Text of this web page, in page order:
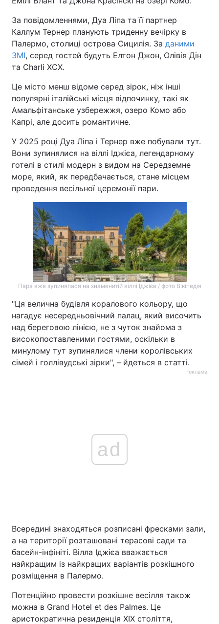
За повідомленнями, Дуа Ліпа та її партнер
Каллум Тернер планують триденну вечірку в
Палермо, столиці острова Сицилія. За даними
ЗМІ, серед гостей будуть Елтон Джон, Олівія Дін
та Charli XCX.
Це місто менш відоме серед зірок, ніж інші
популярні італійські місця відпочинку, такі як
Амальфітанське узбережжя, озеро Комо або
Капрі, але досить романтичне.
У 2025 році Дуа Ліпа і Тернер вже побували тут.
Вони зупинялися на віллі Іджієа, легендарному
готелі в стилі модерн з видом на Середземне
море, який, як передбачається, стане місцем
проведення весільної церемонії пари.
Пара вже зупинялася на знаменитій віллі Іджієв / фото Вікіпедія
"Ця велична будівля коралового кольору, що
нагадує несередньовічний палац, який височить
над береговою лінією, не з чуток знайома з
високопоставленими гостями, оскільки в
минулому тут зупинялися члени королівських
сімей і голлівудські зірки", – йдеться в статті.
Реклама
ad
Всередині знаходяться розписані фресками зали,
а на території розташовані терасові сади та
басейн-інфініті. Вілла Іджієа вважається
найкращим із найкращих варіантів розкішного
розміщення в Палермо.
Потенційно провести розкішне весілля також
можна в Grand Hotel et des Palmes. Це
аристократична резиденція XIX століття,